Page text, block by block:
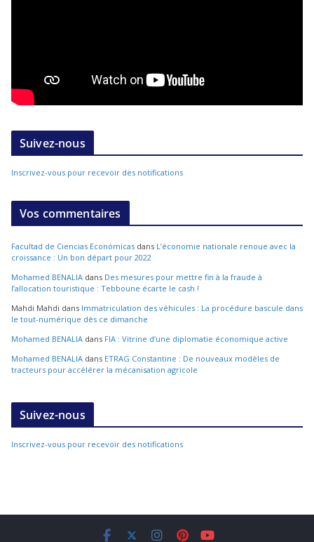
Suivez-nous
Inscrivez-vous pour recevoir des notifications
Vos commentaires
Facultad de Ciencias Económicas dans L’économie nationale renoue avec la
croissance : Un bon départ pour 2022
Mohamed BENALIA dans Des mesures pour mettre fin à la fraude à
l’allocation touristique : Tebboune écarte le cash !
Mahdi Mahdi dans Immatriculation des véhicules : La procédure bascule dans
le tout-numérique dès ce dimanche
Mohamed BENALIA dans FIA : Vitrine d’une diplomatie économique active
Mohamed BENALIA dans ETRAG Constantine : De nouveaux modèles de
tracteurs pour accélérer la mécanisation agricole
Suivez-nous
Inscrivez-vous pour recevoir des notifications